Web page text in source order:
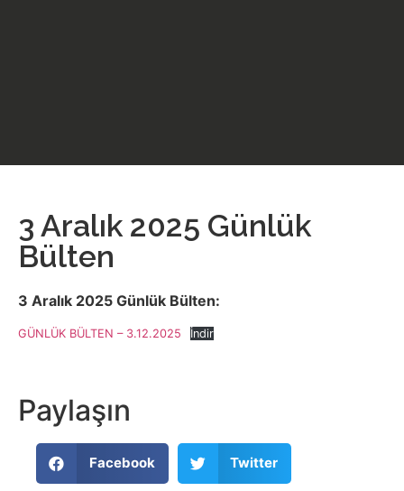
3 Aralık 2025 Günlük
Bülten
3 Aralık 2025 Günlük Bülten:
GÜNLÜK BÜLTEN – 3.12.2025 İndir
Paylaşın
Facebook Twitter